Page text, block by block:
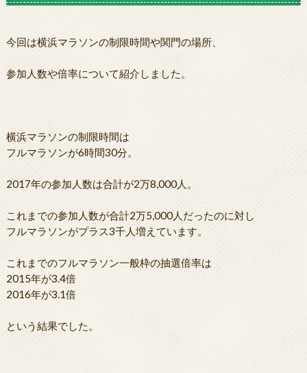
今回は横浜マラソンの制限時間や関門の場所、
参加人数や倍率について紹介しました。
横浜マラソンの制限時間は
フルマラソンが6時間30分。
2017年の参加人数は合計が2万8,000人。
これまでの参加人数が合計2万5,000人だったのに対し
フルマラソンがプラス3千人増えています。
これまでのフルマラソン一般枠の抽選倍率は
2015年が3.4倍
2016年が3.1倍
という結果でした。